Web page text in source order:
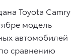
Toyota Camry
модель
автомобилей
сравнению